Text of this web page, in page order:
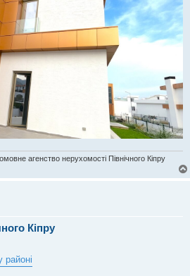
агенство нерухомості Північного Кіпру
Кіпру
районі